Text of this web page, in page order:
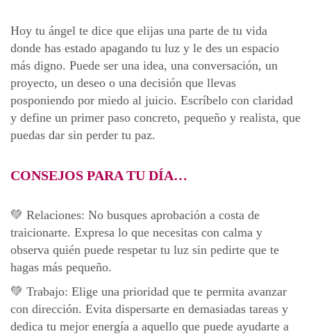
Hoy tu ángel te dice que elijas una parte de tu vida
donde has estado apagando tu luz y le des un espacio
más digno. Puede ser una idea, una conversación, un
proyecto, un deseo o una decisión que llevas
posponiendo por miedo al juicio. Escríbelo con claridad
y define un primer paso concreto, pequeño y realista, que
puedas dar sin perder tu paz.
CONSEJOS PARA TU DÍA…
💚 Relaciones: No busques aprobación a costa de
traicionarte. Expresa lo que necesitas con calma y
observa quién puede respetar tu luz sin pedirte que te
hagas más pequeño.
💚 Trabajo: Elige una prioridad que te permita avanzar
con dirección. Evita dispersarte en demasiadas tareas y
dedica tu mejor energía a aquello que puede ayudarte a